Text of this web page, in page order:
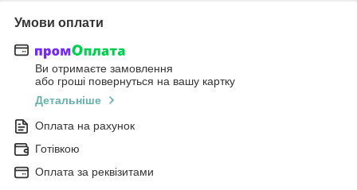
Умови оплати
Ви отримаєте замовлення
або гроші повернуться на вашу картку
Детальніше
Оплата на рахунок
Готівкою
Оплата за реквізитами